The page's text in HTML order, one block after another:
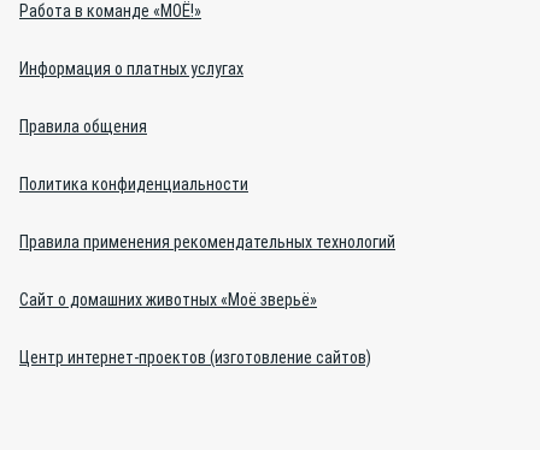
Работа в команде «МОЁ!»
Информация о платных услугах
Правила общения
Политика конфиденциальности
Правила применения рекомендательных технологий
Сайт о домашних животных «Моё зверьё»
Центр интернет-проектов (изготовление сайтов)